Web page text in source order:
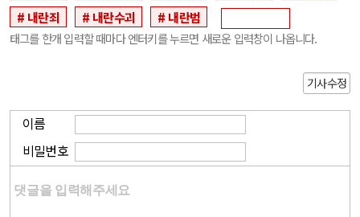
내란죄
내란수괴 내란범
태그를 한개 입력할 때마다 엔터키를 누르면 새로운 입력창이 나옵니다.
기사수정
이름
비밀번호